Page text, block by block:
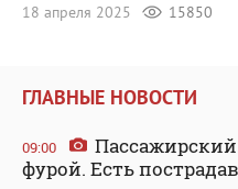
18 апреля 2025
15850
ГЛАВНЫЕ НОВОСТИ
09:00
Пассажирский
фурой. Есть